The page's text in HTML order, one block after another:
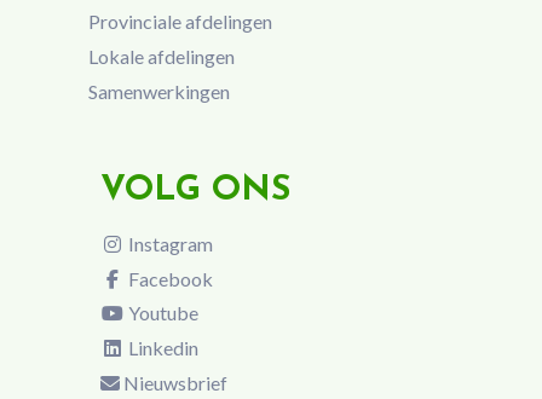
Provinciale afdelingen
Lokale afdelingen
Samenwerkingen
VOLG ONS
Instagram
Facebook
Youtube
Linkedin
Nieuwsbrief